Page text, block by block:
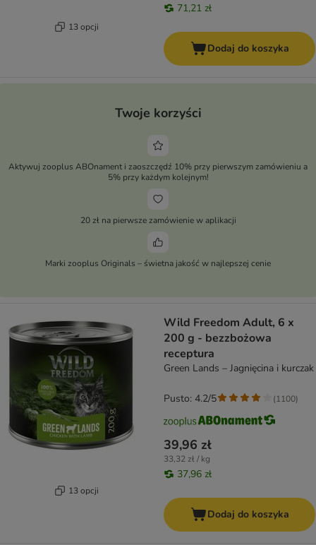
13 opcji
71,21 zł
Dodaj do koszyka
Twoje korzyści
Aktywuj zooplus ABOnament i zaoszczędź 10% przy pierwszym zamówieniu a
5% przy każdym kolejnym!
20 zł na pierwsze zamówienie w aplikacji
Marki zooplus Originals – świetna jakość w najlepszej cenie
13 opcji
Wild Freedom Adult, 6 x
200 g - bezzbożowa
receptura
Green Lands – Jagnięcina i kurczak
39,96 zł
33,32 zł / kg
37,96 zł
Pusto: 4.2/5 (1100)
Dodaj do koszyka